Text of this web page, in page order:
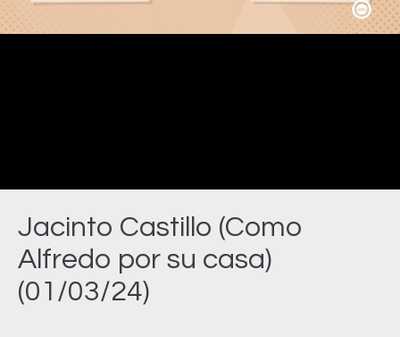
Jacinto Castillo (Como
Alfredo por su casa)
(01/03/24)
Video